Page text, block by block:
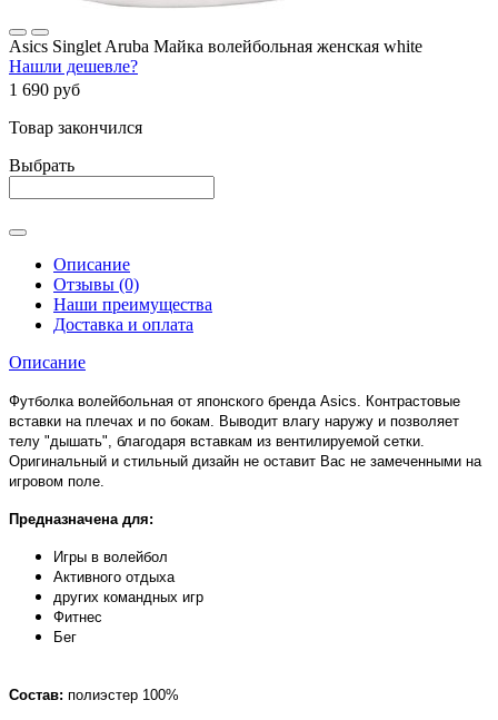
Asics Singlet Aruba Майка волейбольная женская white
Нашли дешевле?
1 690 руб
Товар закончился
Выбрать
Описание
Отзывы (0)
Наши преимущества
Доставка и оплата
Описание
Футболка волейбольная от японского бренда Asics. Контрастовые
вставки на плечах и по бокам. Выводит влагу наружу и позволяет
телу "дышать", благодаря вставкам из вентилируемой сетки.
Оригинальный и стильный дизайн не оставит Вас не замеченными на
игровом поле.
Предназначена для:
Игры в волейбол
Активного отдыха
других командных игр
Фитнес
Бег
Состав: полиэстер 100%